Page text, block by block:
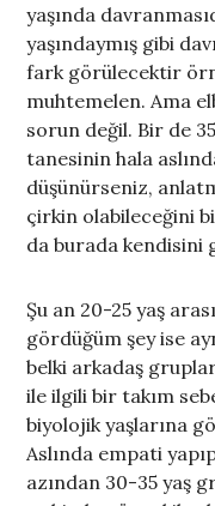
yaşında
yaşındaymış gibi
fark görülecektir
muhtemelen. Ama
sorun değil. Bir de
tanesinin hala
düşünürseniz,
çirkin olabileceğini
da burada kendisini
Şu an 20-25 yaş
gördüğüm şey ise
belki arkadaş
ile ilgili bir takım
biyolojik yaşlarına
Aslında empati
azından 30-35 yaş